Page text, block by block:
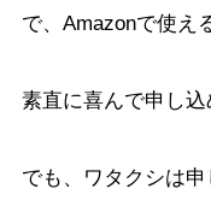
で、Amazonで使え
素直に喜んで申し
でも、ワタクシは申